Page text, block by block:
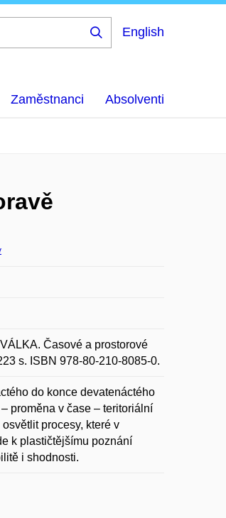
English
Zaměstnanci Absolventi
Časové a prostorové
s. ISBN 978-80-210-8085-0.
do konce devatenáctého
proměna v čase – teritoriální
procesy, které v
k plastičtějšímu poznání
i shodnosti.